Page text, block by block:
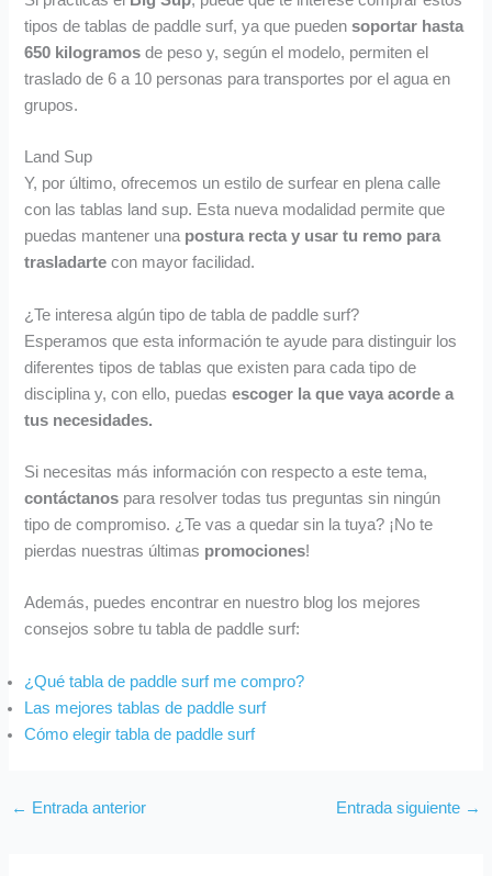
tipos de tablas de paddle surf, ya que puedensoportar hasta
650 kilogramos de peso y, según el modelo, permiten el
traslado de 6 a 10 personas para transportes por el agua en
grupos.
Land Sup
Y, por último, ofrecemos un estilo de surfear en plena calle
con las tablas land sup. Esta nueva modalidad permite que
puedas mantener una postura recta y usar tu remo para
trasladarte con mayor facilidad.
¿Te interesa algún tipo de tabla de paddle surf?
Esperamos que esta información te ayude para distinguir los
diferentes tipos de tablas que existen para cada tipo de
disciplina y, con ello, puedasescoger la que vaya acorde a
tus necesidades.
Si necesitas más información con respecto a este tema,
contáctanos para resolver todas tus preguntas sin ningún
tipo de compromiso. ¿Te vas a quedar sin la tuya? ¡No te
pierdas nuestras últimas promociones!
Además, puedes encontrar en nuestro blog los mejores
consejos sobre tu tabla de paddle surf:
¿Qué tabla de paddle surf me compro?
Las mejores tablas de paddle surf
Cómo elegir tabla de paddle surf
← Entrada anterior Entrada siguiente →